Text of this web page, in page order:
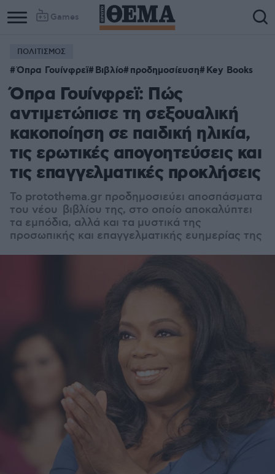
Games
ΠΟΛΙΤΙΣΜΟΣ
Όπρα Γουίνφρεϊ Βιβλίο προδημοσίευση Key Books
Όπρα Γουίνφρεϊ: Πώς
αντιμετώπισε τη σεξουαλική
κακοποίηση σε παιδική ηλικία,
τις ερωτικές απογοητεύσεις και
τις επαγγελματικές προκλήσεις
Το protothema.gr προδημοσιεύει αποσπάσματα
του νέου βιβλίου της, στο οποίο αποκαλύπτει
τα εμπόδια, αλλά και τα μυστικά της
προσωπικής και επαγγελματικής ευημερίας της